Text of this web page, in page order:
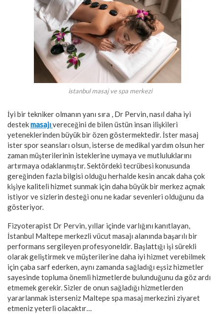
istanbul masaj ve spa merkezi
İyi bir tekniker olmanın yanı sıra , Dr Pervin, nasıl daha iyi
destekmasajıvereceğini de bilen üstün insan ilişkileri
yeteneklerinden büyük bir özen göstermektedir. İster masaj
ister spor seansları olsun, isterse de medikal yardım olsun her
zaman müşterilerinin isteklerine uymaya ve mutluluklarını
artırmaya odaklanmıştır. Sektördeki tecrübesi konusunda
gereğinden fazla bilgisi olduğu herhalde kesin ancak daha çok
kişiye kaliteli hizmet sunmak için daha büyük bir merkez açmak
istiyor ve sizlerin desteği onu ne kadar sevenleri olduğunu da
gösteriyor.
Fizyoterapist Dr Pervin, yıllar içinde varlığını kanıtlayan,
İstanbul Maltepe merkezli vücut masajı alanında başarılı bir
performans sergileyen profesyoneldir. Başlattığı işi sürekli
olarak geliştirmek ve müşterilerine daha iyi hizmet verebilmek
için çaba sarf ederken, aynı zamanda sağladığı eşsiz hizmetler
sayesinde topluma önemli hizmetlerde bulunduğunu da göz ardı
etmemek gerekir. Sizler de onun sağladığı hizmetlerden
yararlanmak isterseniz Maltepe spa masaj merkezini ziyaret
etmeniz yeterli olacaktır…